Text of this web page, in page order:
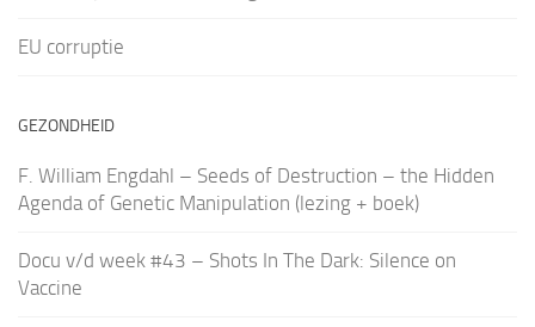
EU corruptie
GEZONDHEID
F. William Engdahl – Seeds of Destruction – the Hidden
Agenda of Genetic Manipulation (lezing + boek)
Docu v/d week #43 – Shots In The Dark: Silence on
Vaccine